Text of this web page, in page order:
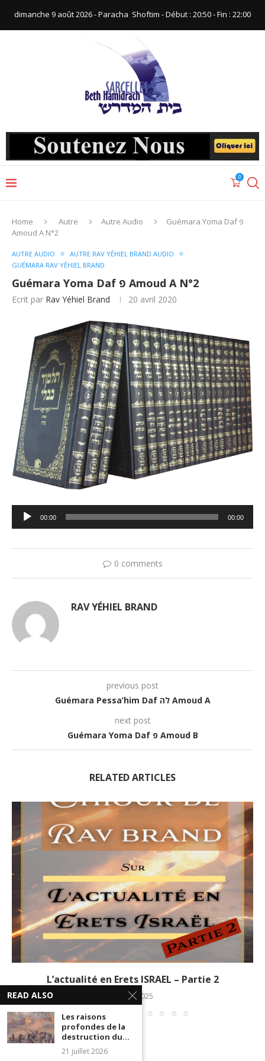
dimanche 9 août 2026 - Paracha ‪ Shoftim‬ - Début : 20:50‬ - Fin : ‪22:00‬
0
Home Autre Autre Audio
Guémara Yoma Daf פ
Amoud A N°2
AUTRE AUDIO
AUTRE RAV YÉHIEL BRAND AUDIO
GUÉMARA RAV YÉHIEL BRAND
Guémara Yoma Daf פ Amoud A N°2
Ecrit par Rav Yéhiel Brand 20 avril 2020
Lecteur
audio
00:00 00:00
0 comments
RAV YÉHIEL BRAND
previous post
Guémara Pessa’him Daf לה Amoud A
next post
Guémara Yoma Daf פ Amoud B
RELATED ARTICLES
L’actualité en Erets ISRAEL – Partie 2
26 juin 2025
READ ALSO
Les raisons
profondes de la
destruction du...
21 juillet 2026